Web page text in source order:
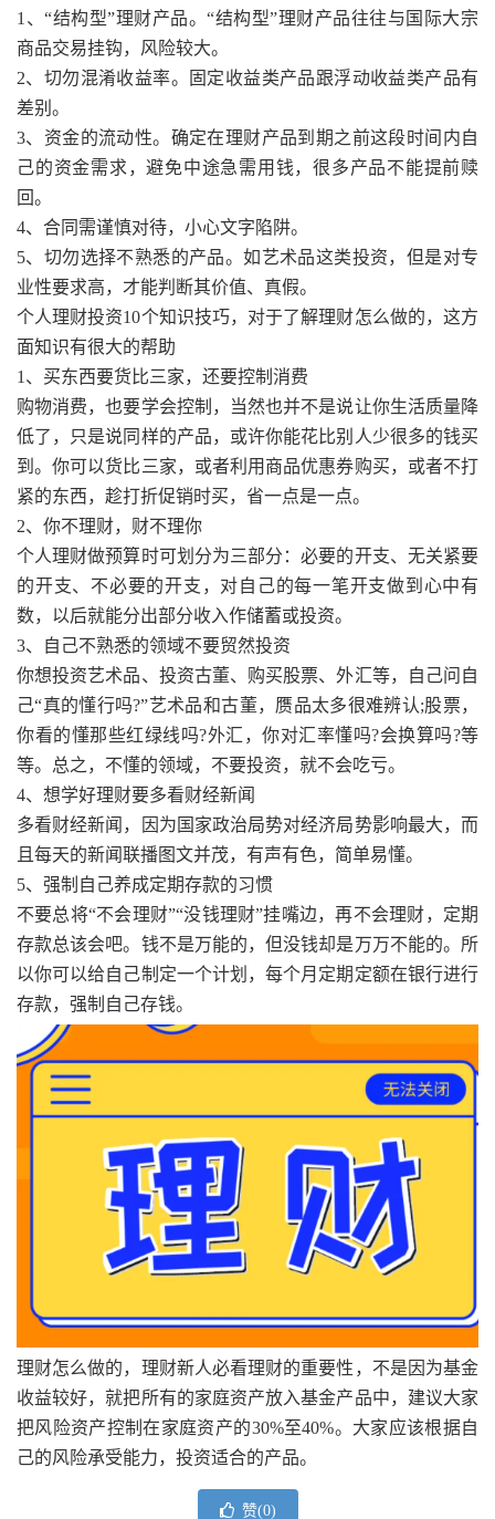
1、“结构型”理财产品。“结构型”理财产品往往与国际大宗
商品交易挂钩，风险较大。
2、切勿混淆收益率。固定收益类产品跟浮动收益类产品有
差别。
3、资金的流动性。确定在理财产品到期之前这段时间内自
己的资金需求，避免中途急需用钱，很多产品不能提前赎
回。
4、合同需谨慎对待，小心文字陷阱。
5、切勿选择不熟悉的产品。如艺术品这类投资，但是对专
业性要求高，才能判断其价值、真假。
个人理财投资10个知识技巧，对于了解理财怎么做的，这方
面知识有很大的帮助
1、买东西要货比三家，还要控制消费
购物消费，也要学会控制，当然也并不是说让你生活质量降
低了，只是说同样的产品，或许你能花比别人少很多的钱买
到。你可以货比三家，或者利用商品优惠券购买，或者不打
紧的东西，趁打折促销时买，省一点是一点。
2、你不理财，财不理你
个人理财做预算时可划分为三部分：必要的开支、无关紧要
的开支、不必要的开支，对自己的每一笔开支做到心中有
数，以后就能分出部分收入作储蓄或投资。
3、自己不熟悉的领域不要贸然投资
你想投资艺术品、投资古董、购买股票、外汇等，自己问自
己“真的懂行吗?”艺术品和古董，赝品太多很难辨认;股票，
你看的懂那些红绿线吗?外汇，你对汇率懂吗?会换算吗?等
等。总之，不懂的领域，不要投资，就不会吃亏。
4、想学好理财要多看财经新闻
多看财经新闻，因为国家政治局势对经济局势影响最大，而
且每天的新闻联播图文并茂，有声有色，简单易懂。
5、强制自己养成定期存款的习惯
不要总将“不会理财”“没钱理财”挂嘴边，再不会理财，定期
存款总该会吧。钱不是万能的，但没钱却是万万不能的。所
以你可以给自己制定一个计划，每个月定期定额在银行进行
存款，强制自己存钱。
理财怎么做的，理财新人必看理财的重要性，不是因为基金
收益较好，就把所有的家庭资产放入基金产品中，建议大家
把风险资产控制在家庭资产的30%至40%。大家应该根据自
己的风险承受能力，投资适合的产品。
赞(0)